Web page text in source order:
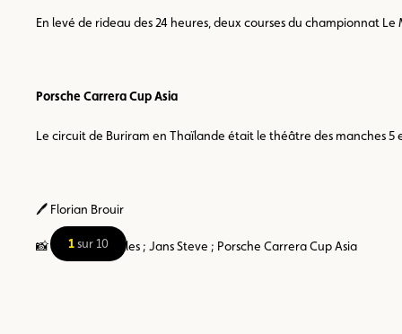
En levé de rideau des 24 heures, deux courses du championnat
Porsche Carrera Cup Asia
Le circuit de Buriram en Thaïlande était le théâtre des manches
🖊️ Florian Brouir
📸 Beaumont Jules ; Jans Steve ; Porsche Carrera Cup Asia
1sur 10